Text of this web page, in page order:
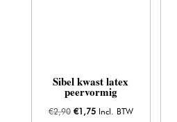
Sibel kwast latex
peervormig
€2,90 Oorspronkelijke
€1,75Huidige
Incl. BTW